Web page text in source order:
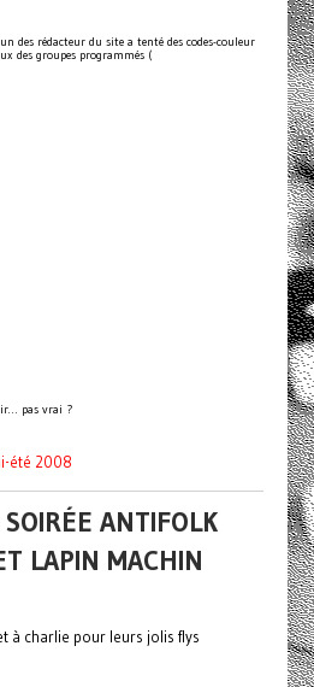
des rédacteur du site a tenté des codes-couleur
des groupes programmés (
pas vrai ?
été 2008
ANTIFOLK
LAPIN MACHIN
à charlie pour leurs jolis flys